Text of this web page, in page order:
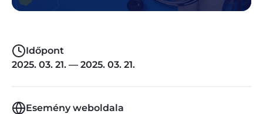
Időpont
2025. 03. 21. — 2025. 03. 21.
Esemény weboldala